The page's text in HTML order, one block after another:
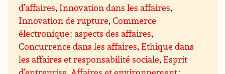
d’affaires, Innovation dans les affaires,
Innovation de rupture,Commerce
électronique : aspects des affaires,
Concurrence dans les affaires,Ethique dans
les affaires et responsabilité sociale,Esprit